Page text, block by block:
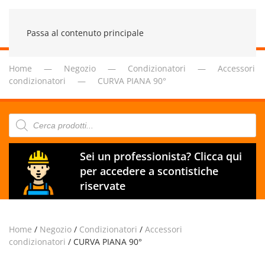
Passa al contenuto principale
Home Negozio Condizionatori
Accessori
condizionatori
CURVA PIANA 90°
Products
search
Sei un professionista? Clicca qui
per accedere a scontistiche
riservate
Home / Negozio / Condizionatori / Accessori
condizionatori / CURVA PIANA 90°